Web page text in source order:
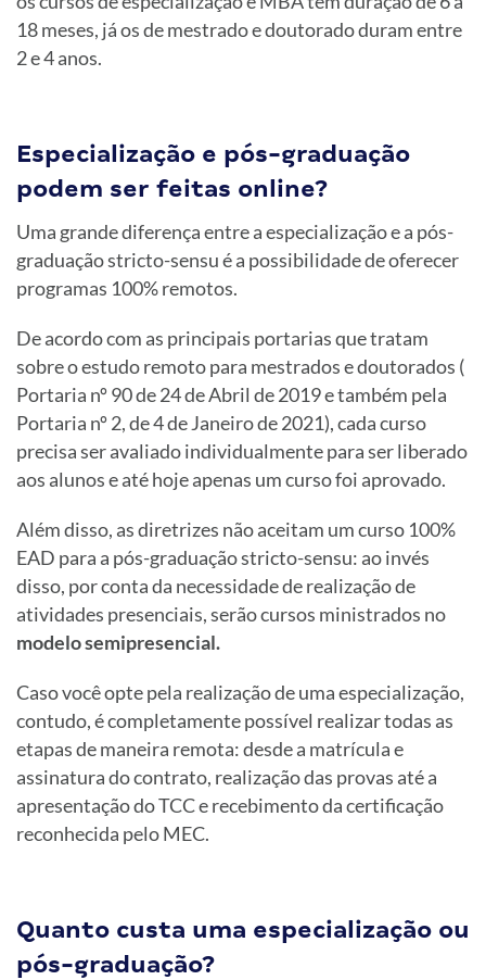
18 meses, já os de mestrado e doutorado duram entre
2 e 4 anos.
Especialização e pós-graduação
podem ser feitas online?
Uma grande diferença entre a especialização e a pós-
graduação stricto-sensu é a possibilidade de oferecer
programas 100% remotos.
De acordo com as principais portarias que tratam
sobre o estudo remoto para mestrados e doutorados (
Portaria nº 90 de 24 de Abril de 2019 e também pela
Portaria nº 2, de 4 de Janeiro de 2021), cada curso
precisa ser avaliado individualmente para ser liberado
aos alunos e até hoje apenas um curso foi aprovado.
Além disso, as diretrizes não aceitam um curso 100%
EAD para a pós-graduação stricto-sensu: ao invés
disso, por conta da necessidade de realização de
atividades presenciais, serão cursos ministrados no
modelo semipresencial.
Caso você opte pela realização de uma especialização,
contudo, é completamente possível realizar todas as
etapas de maneira remota: desde a matrícula e
assinatura do contrato, realização das provas até a
apresentação do TCC e recebimento da certificação
reconhecida pelo MEC.
Quanto custa uma especialização ou
pós-graduação?